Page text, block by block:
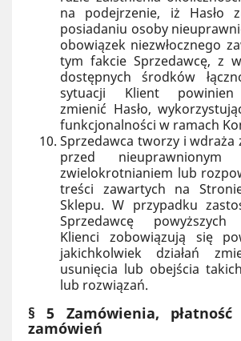
na podejrzenie, iż Hasło
posiadaniu osoby
obowiązek niezwłocznego
tym fakcie Sprzedawcę, z
dostępnych środków
sytuacji Klient powinien
zmienić Hasło,
funkcjonalności w ramach
Sprzedawca tworzy i wdraża
przed nieuprawnionym
zwielokrotnianiem lub
treści zawartych na
Sklepu. W przypadku
Sprzedawcę powyższych
Klienci zobowiązują się
jakichkolwiek działań
usunięcia lub obejścia
lub rozwiązań.
§ 5 Zamówienia,
zamówień